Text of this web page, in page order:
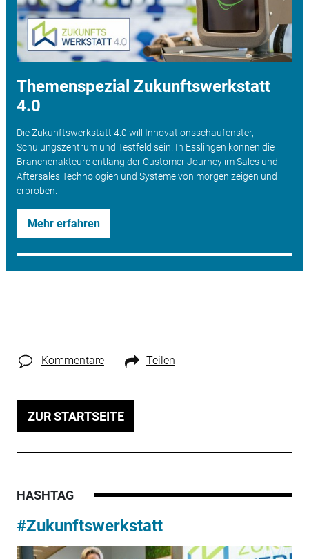
Themenspezial Zukunftswerkstatt
4.0
Die Zukunftswerkstatt 4.0 will Innovationsschaufenster,
Schulungszentrum und Testfeld sein. In Esslingen können die
Branchenakteure entlang der Customer Journey im Sales und
Aftersales Technologien und Systeme von morgen zeigen und
erproben.
Mehr erfahren
Kommentare Teilen
ZUR STARTSEITE
HASHTAG
#Zukunftswerkstatt